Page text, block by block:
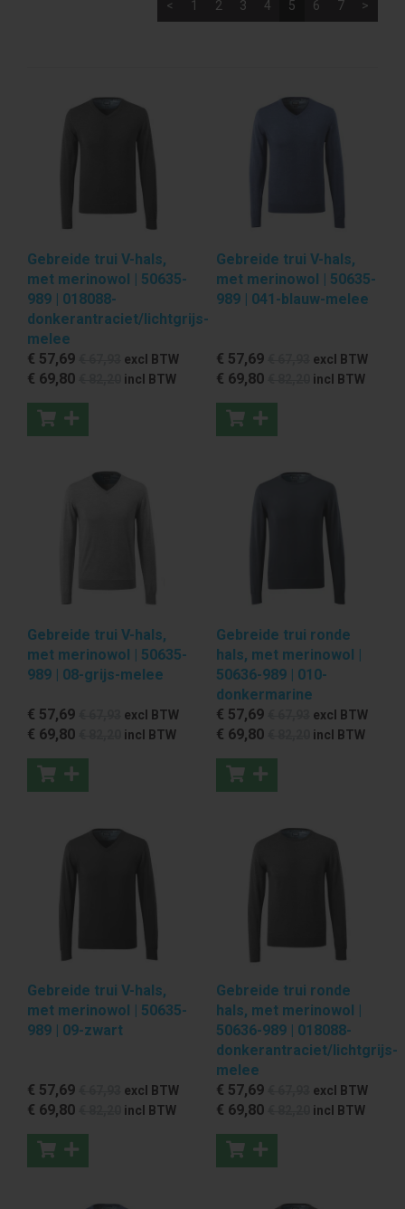
< 1 2 3 4 5 6 7 >
Gebreide trui V-hals,
met merinowol | 50635-
989 | 018088-
donkerantraciet/lichtgrijs-
melee
€ 57,69 excl BTW
€ 69,80 incl BTW
Gebreide trui V-hals,
met merinowol | 50635-
989 | 041-blauw-melee
€ 57,69 excl BTW
€ 69,80 incl BTW
Gebreide trui V-hals,
met merinowol | 50635-
989 | 08-grijs-melee
€ 57,69 excl BTW
€ 69,80 incl BTW
Gebreide trui ronde
hals, met merinowol |
50636-989 | 010-
donkermarine
€ 57,69 excl BTW
€ 69,80 incl BTW
Gebreide trui V-hals,
met merinowol | 50635-
989 | 09-zwart
€ 57,69 excl BTW
€ 69,80 incl BTW
Gebreide trui ronde
hals, met merinowol |
50636-989 | 018088-
donkerantraciet/lichtgrijs-
melee
€ 57,69 excl BTW
€ 69,80 incl BTW